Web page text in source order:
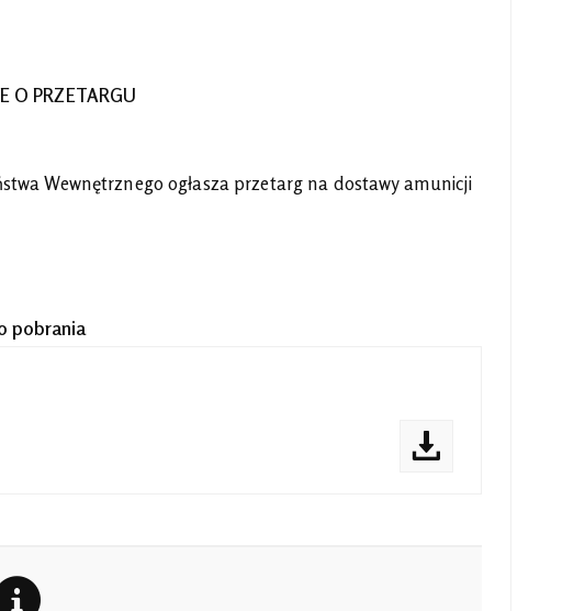
O PRZETARGU
Wewnętrznego ogłasza przetarg na dostawy amunicji
pobrania